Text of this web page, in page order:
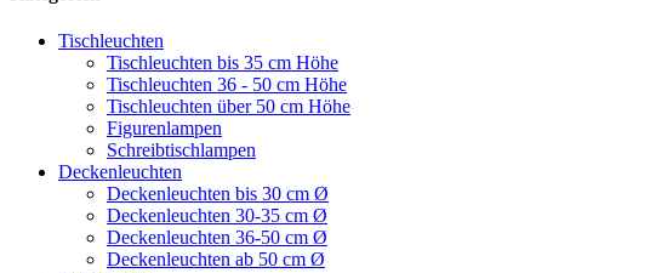
Tischleuchten
Tischleuchten bis 35 cm Höhe
Tischleuchten 36 - 50 cm Höhe
Tischleuchten über 50 cm Höhe
Figurenlampen
Schreibtischlampen
Deckenleuchten
Deckenleuchten bis 30 cm Ø
Deckenleuchten 30-35 cm Ø
Deckenleuchten 36-50 cm Ø
Deckenleuchten ab 50 cm Ø